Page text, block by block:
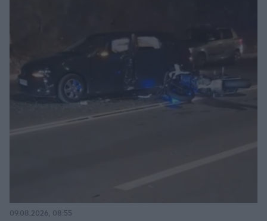
09.08.2026, 08:55